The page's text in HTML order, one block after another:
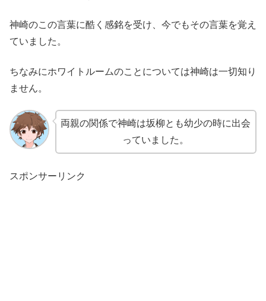
神崎のこの言葉に酷く感銘を受け、今でもその言葉を覚え
ていました。
ちなみにホワイトルームのことについては神崎は一切知り
ません。
両親の関係で神崎は坂柳とも幼少の時に出会
っていました。
スポンサーリンク